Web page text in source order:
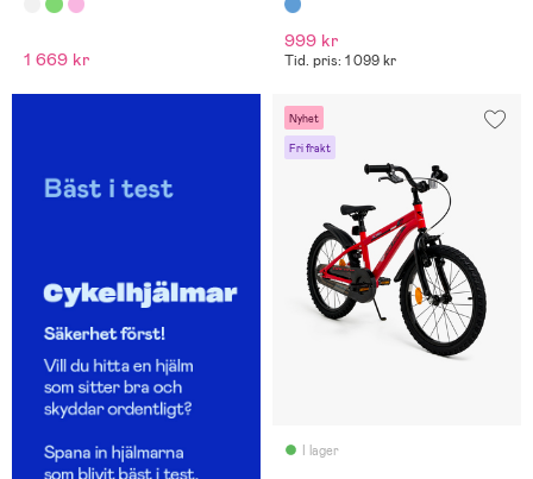
1 669 kr
999 kr
Tid. pris: 1 099 kr
Nyhet
Fri frakt
I lager